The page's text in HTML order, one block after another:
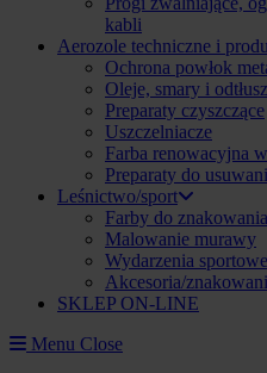
kabli
Aerozole techniczne i
Ochrona powłok
Oleje, smary i
Preparaty czyszczące
Uszczelniacze
Farba renowacyjna
Preparaty do
Leśnictwo/sport
Farby do
Malowanie murawy
Wydarzenia
Akcesoria/
SKLEP ON-LINE
Menu Close